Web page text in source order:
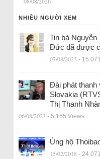
NHIỀU NGƯỜI XEM
Tin bà Nguyễn
Đức đã được
07/08/2023 -
Đài phát thanh
Slovakia
Thị Thanh
06/08/2023 - 5.165 Views
Ủng hộ
15/02/2018 -